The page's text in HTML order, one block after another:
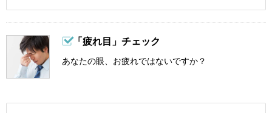
「疲れ目」チェック
あなたの眼、お疲れではないですか？